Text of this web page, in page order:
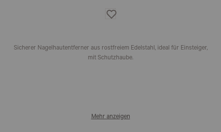
Auf
die
Sicherer Nagelhautentferner aus rostfreiem Edelstahl, ideal für Einsteiger,
mit Schutzhaube.
Mehr anzeigen